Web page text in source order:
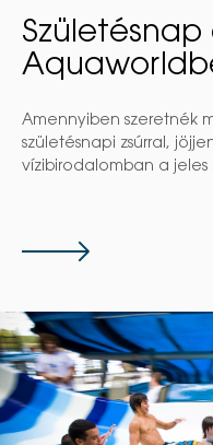
Születésnap
Amennyiben szeretnék
születésnapi zsúrral,
vízibirodalomban a jeles
Tovább